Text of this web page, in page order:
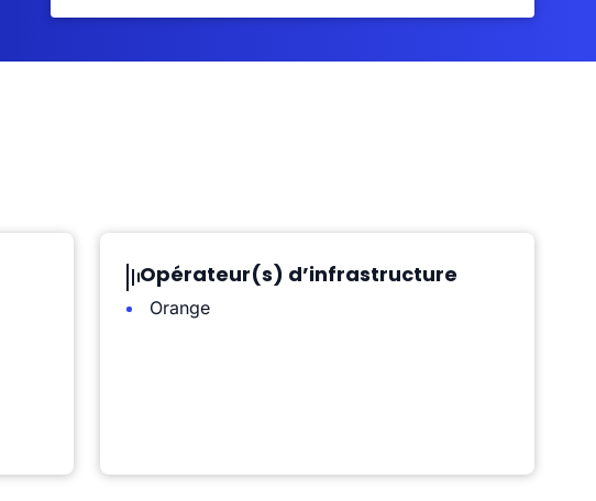
Opérateur(s) d’infrastructure
Orange